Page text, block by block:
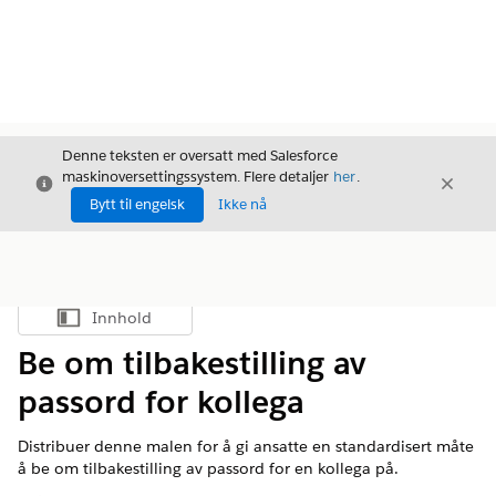
Avslutt
Denne teksten er oversatt med Salesforce
maskinoversettingssystem. Flere detaljer her.
Bytt til engelsk
Ikke nå
Avslutt
Vis innholdsfortegnelse
Innhold
Be om tilbakestilling av
passord for kollega
Distribuer denne malen for å gi ansatte en standardisert måte
å be om tilbakestilling av passord for en kollega på.